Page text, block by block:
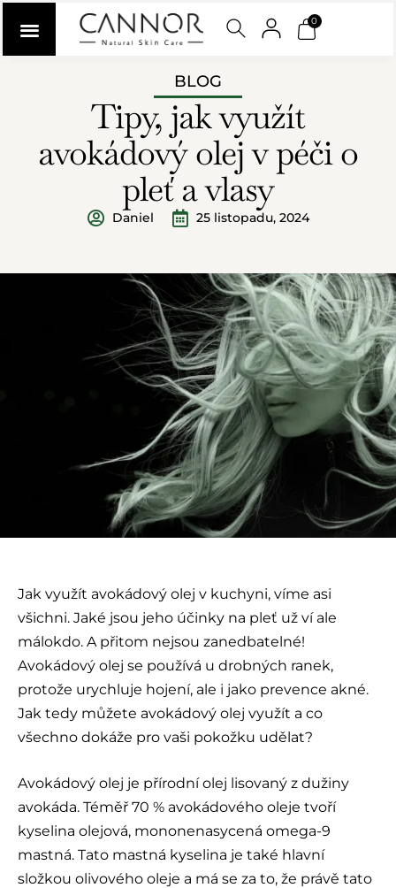
0
BLOG
Tipy, jak využít
avokádový olej v péči o
pleť a vlasy
Daniel 25 listopadu, 2024
Jak využít avokádový olej v kuchyni, víme asi
všichni. Jaké jsou jeho účinky na pleť už ví ale
málokdo. A přitom nejsou zanedbatelné!
Avokádový olej se používá u drobných ranek,
protože urychluje hojení, ale i jako prevence akné.
Jak tedy můžete avokádový olej využít a co
všechno dokáže pro vaši pokožku udělat?
Avokádový olej je přírodní olej lisovaný z dužiny
avokáda. Téměř 70 % avokádového oleje tvoří
kyselina olejová, mononenasycená omega-9
mastná. Tato mastná kyselina je také hlavní
složkou olivového oleje a má se za to, že právě tato